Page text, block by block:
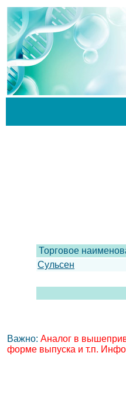
Торговое
Сульсен
Важно: Аналог в
форме выпуска и т.п.